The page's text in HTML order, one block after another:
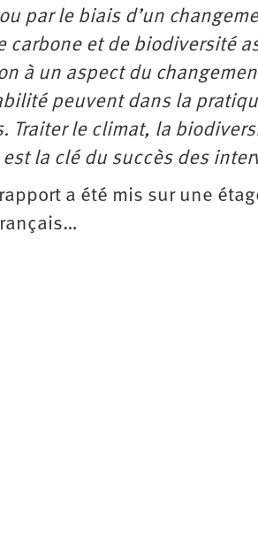
par le biais d’un
carbone et de biodiversité
à un aspect du
peuvent dans la
Traiter le climat, la
la clé du succès des
a été mis sur une